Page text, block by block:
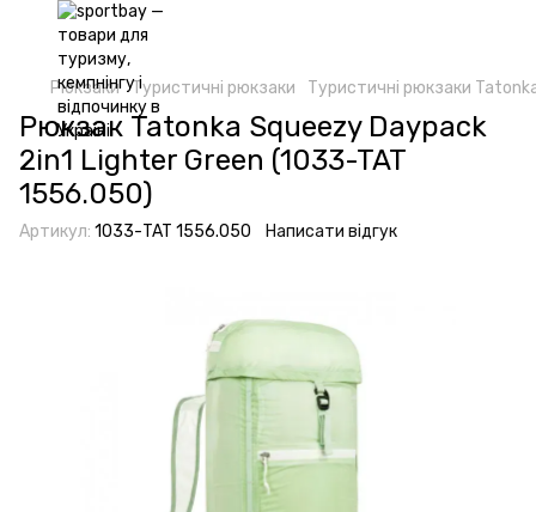
Рюкзаки Туристичні рюкзаки Туристичні рюкзаки
Рюкзак Tatonka Squeezy Daypack
2in1 Lighter Green (1033-TAT
1556.050)
Артикул: 1033-TAT 1556.050 Написати відгук